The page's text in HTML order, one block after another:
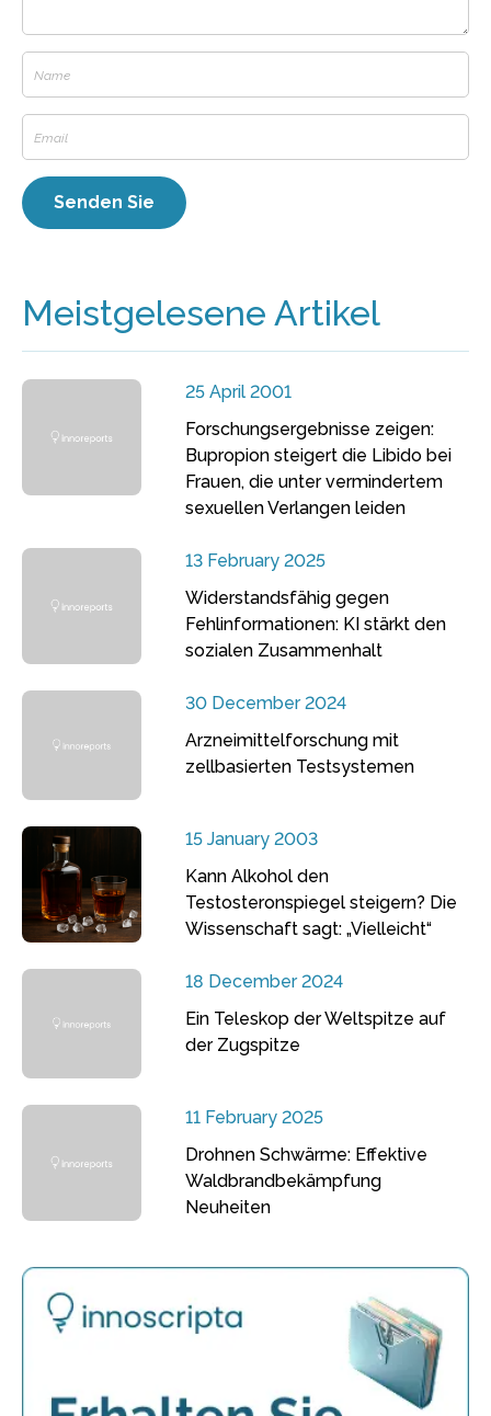
Meistgelesene Artikel
25 April 2001
Forschungsergebnisse zeigen:
Bupropion steigert die Libido bei
Frauen, die unter vermindertem
sexuellen Verlangen leiden
13 February 2025
Widerstandsfähig gegen
Fehlinformationen: KI stärkt den
sozialen Zusammenhalt
30 December 2024
Arzneimittelforschung mit
zellbasierten Testsystemen
15 January 2003
Kann Alkohol den
Testosteronspiegel steigern? Die
Wissenschaft sagt: „Vielleicht“
18 December 2024
Ein Teleskop der Weltspitze auf
der Zugspitze
11 February 2025
Drohnen Schwärme: Effektive
Waldbrandbekämpfung
Neuheiten